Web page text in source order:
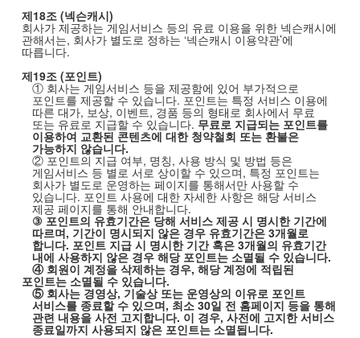
제18조(넥슨캐시)
회사가 제공하는 게임서비스 등의 유료 이용을 위한 넥슨캐시에
관해서는, 회사가 별도로 정하는 ‘넥슨캐시 이용약관’에
따릅니다.
제19조(포인트)
① 회사는 게임서비스 등을 제공함에 있어 부가적으로
포인트를 제공할 수 있습니다. 포인트는 특정 서비스 이용에
따른 대가, 보상, 이벤트, 경품 등의 형태로 회사에서 무료
또는 유료로 지급할 수 있습니다. 무료로 지급되는 포인트를
이용하여 교환된 콘텐츠에 대한 청약철회 또는 환불은
가능하지 않습니다.
② 포인트의 지급 여부, 명칭, 사용 방식 및 방법 등은
게임서비스 등 별로 서로 상이할 수 있으며, 특정 포인트는
회사가 별도로 운영하는 페이지를 통해서만 사용할 수
있습니다. 포인트 사용에 대한 자세한 사항은 해당 서비스
제공 페이지를 통해 안내합니다.
③ 포인트의 유효기간은 당해 서비스 제공 시 명시한 기간에
따르며, 기간이 명시되지 않은 경우 유효기간은3개월로
합니다. 포인트 지급 시 명시한 기간 혹은3개월의 유효기간
내에 사용하지 않은 경우 해당 포인트는 소멸될 수 있습니다.
④ 회원이 계정을 삭제하는 경우, 해당 계정에 적립된
포인트는 소멸될 수 있습니다.
⑤ 회사는 경영상, 기술상 또는 운영상의 이유로 포인트
서비스를 종료할 수 있으며, 최소30일 전 홈페이지 등을 통해
관련 내용을 사전 고지합니다. 이 경우, 사전에 고지한 서비스
종료일까지 사용되지 않은 포인트는 소멸됩니다.